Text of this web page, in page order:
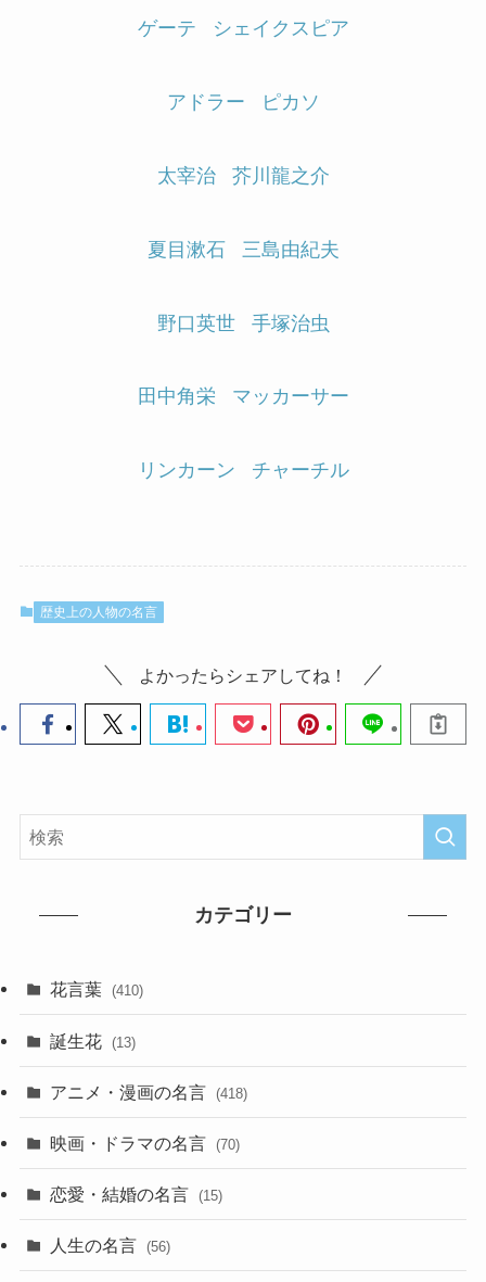
ゲーテ シェイクスピア
アドラー ピカソ
太宰治 芥川龍之介
夏目漱石 三島由紀夫
野口英世 手塚治虫
田中角栄 マッカーサー
リンカーン チャーチル
歴史上の人物の名言
よかったらシェアしてね！
カテゴリー
花言葉 (410)
誕生花 (13)
アニメ・漫画の名言 (418)
映画・ドラマの名言 (70)
恋愛・結婚の名言 (15)
人生の名言 (56)